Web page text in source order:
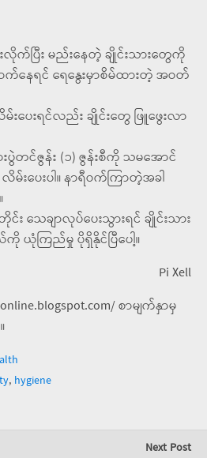
လိုက်ပြီး မည်းနေတဲ့ ချိုင်းသားတွေကို
ာက်နေရင် ရေနွေးမှာစိမ်ထားတဲ့ အဝတ်
းပေးရင်လည်း ချိုင်းတွေ ဖြူဖွေးလာ
ပွဲတင်ဇွန်း (၁) ဇွန်းစီကို သမအောင်
လိမ်းပေးပါ။ နာရီဝက်ကြာတဲ့အခါ
သေချာလုပ်ပေးသွားရင် ချိုင်းသား
ကြည်မှု ပိုရှိနိုင်ပြီပေါ့။
Pi Xell
စာမျက်နှာမှ
, hygiene
Next Post